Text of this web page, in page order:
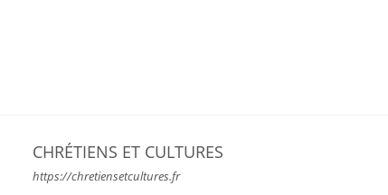
CHRÉTIENS ET CULTURES
https://chretiensetcultures.fr